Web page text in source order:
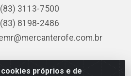
próprios e de
(83) 3113-7500
(83) 8198-2486